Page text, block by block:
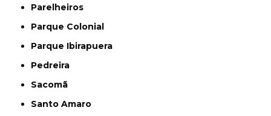
Parelheiros
Parque Colonial
Parque Ibirapuera
Pedreira
Sacomã
Santo Amaro